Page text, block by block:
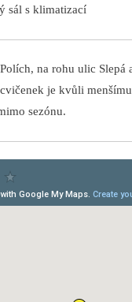
sál s klimatizací
na rohu ulic
je kvůli
sezónu.